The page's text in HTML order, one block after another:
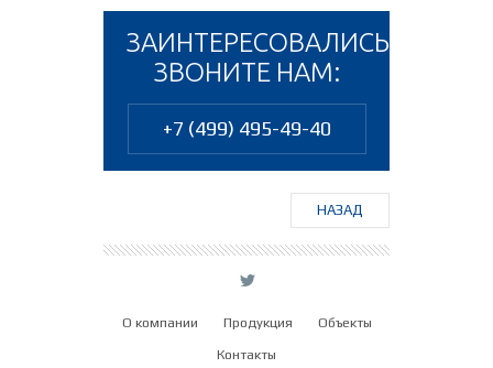
ЗАИНТЕРЕСОВАЛИСЬ?
ЗВОНИТЕ НАМ:
+7 (499) 495-49-40
НАЗАД
L
О компании Продукция
Объекты
Контакты